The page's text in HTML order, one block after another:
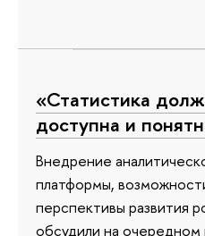
«Статистика
доступна и
Внедрение
платформы,
перспективы развития
обсудили на очередном